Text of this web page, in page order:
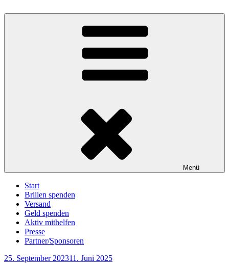
Inhalt
BrillenWeltweit: Brillen spenden – Sehen schenken
Eine Aktion unter der Trägerschaft des Deutschen Katholischen
Menü
Start
Brillen spenden
Versand
Geld spenden
Aktiv mithelfen
Presse
Partner/Sponsoren
Veröffentlicht
25. September 202311. Juni 2025